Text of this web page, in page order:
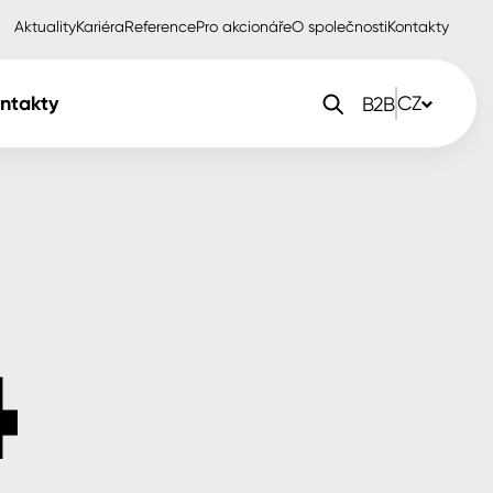
AktualityKariéraReferencePro akcionářeO společnostiKontakty
B2BCZ